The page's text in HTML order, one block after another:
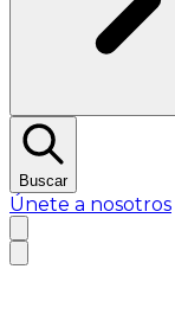
Buscar
Únete a nosotros